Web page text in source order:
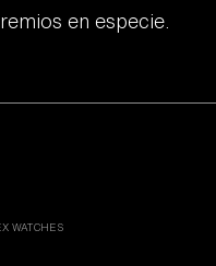
en especie.
WATCHES